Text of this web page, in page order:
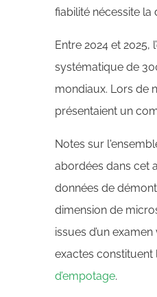
fiabilité nécessite
Entre 2024 et
systématique de
mondiaux. Lors de
présentaient un
Notes sur
abordées dans cet
données de
dimension de
issues d’un
exactes
d’empotage.